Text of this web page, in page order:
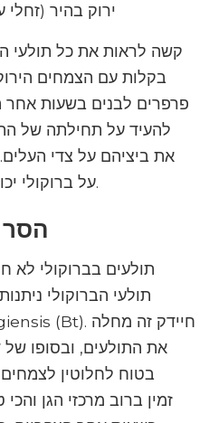
ירוק בהיר
קשה לראות את כל תולעי
בקלות עם הצמחים
פרפרים לבנים בשעות אחר
להעיד על תחילתה של
את ביציהם על צדי
על ברוקולי יכולות להמיס לחלוטין צמחים.
הסר
תולעים בברוקולי לא
תולעי הברוקולי
את התולעים, ובסופו
בטוח לחלוטין